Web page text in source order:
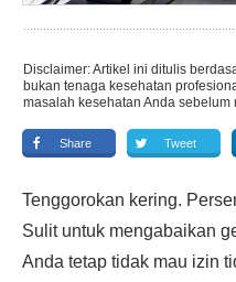
Disclaimer: Artikel ini ditulis
bukan tenaga kesehatan
masalah kesehatan Anda
Share Tweet
Tenggorokan kering.
Sulit untuk mengabaikan
Anda tetap tidak mau izin